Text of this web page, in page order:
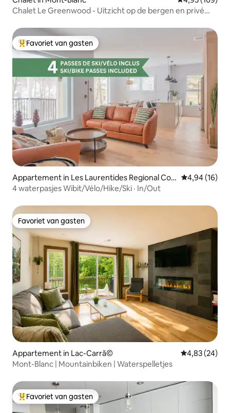
Chalet Le Greenwood - Uitzicht op de bergen en privé
Topfavoriet van gasten
Favoriet van gasten
Appartement in Les Laurentides Regional Cou
nty Municipality
Gemiddelde
4,94 (16)
4 waterpasjes Wibit/Vélo/Hike/Ski · In/Out
Favoriet van gasten
Favoriet van gasten
Appartement in Lac-Carrã© Gemiddelde
4,83 (24)
Mont-Blanc | Mountainbiken | Waterspelletjes
Topfavoriet van gasten
Favoriet van gasten